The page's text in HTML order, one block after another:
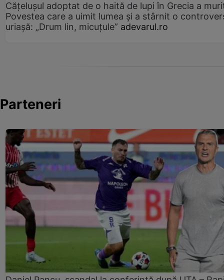
Cățelușul adoptat de o haită de lupi în Grecia a
Povestea care a uimit lumea și a stârnit o
uriașă: „Drum lin, micuțule” adevarul.ro
Parteneri